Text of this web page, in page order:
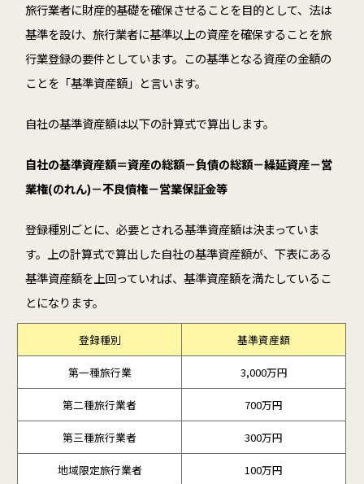
旅行業者に財産的基礎を確保させることを目的として、法は
基準を設け、旅行業者に基準以上の資産を確保することを旅
行業登録の要件としています。この基準となる資産の金額の
ことを「基準資産額」と言います。
自社の基準資産額は以下の計算式で算出します。
自社の基準資産額＝資産の総額－負債の総額－繰延資産－営
業権(のれん)－不良債権－営業保証金等
登録種別ごとに、必要とされる基準資産額は決まっていま
す。上の計算式で算出した自社の基準資産額が、下表にある
基準資産額を上回っていれば、基準資産額を満たしているこ
とになります。
登録種別 基準資産額
第一種旅行業 3,000万円
第二種旅行業者 700万円
第三種旅行業者 300万円
地域限定旅行業者 100万円